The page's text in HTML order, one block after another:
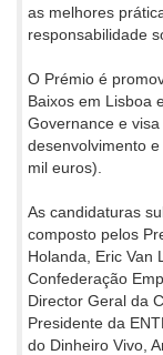
as melhores
responsabilidade
O Prémio é
Baixos em Lisboa
Governance e
desenvolvimento
mil euros).
As candidaturas
composto pelos
Holanda, Eric Van
Confederação
Director Geral da
Presidente da
do Dinheiro Vivo,